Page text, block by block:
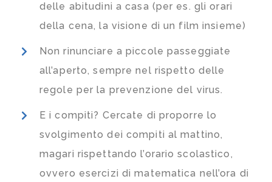
delle abitudini a casa (per es. gli orari
della cena, la visione di un film insieme)
Non rinunciare a piccole passeggiate
all’aperto, sempre nel rispetto delle
regole per la prevenzione del virus.
E i compiti? Cercate di proporre lo
svolgimento dei compiti al mattino,
magari rispettando l’orario scolastico,
ovvero esercizi di matematica nell’ora di